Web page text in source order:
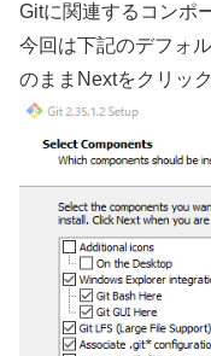
Gitに関連するコンポ
今回は下記のデフォ
のままNextをクリック